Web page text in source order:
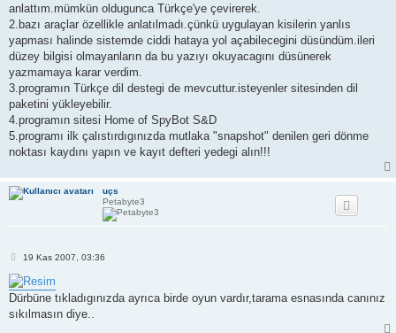
anlattım.mümkün oldugunca Türkçe'ye çevirerek.
2.bazı araçlar özellikle anlatılmadı.çünkü uygulayan kisilerin yanlıs
yapması halinde sistemde ciddi hataya yol açabilecegini düsündüm.ileri
düzey bilgisi olmayanların da bu yazıyı okuyacagını düsünerek
yazmamaya karar verdim.
3.programın Türkçe dil destegi de mevcuttur.isteyenler sitesinden dil
paketini yükleyebilir.
4.programın sitesi Home of SpyBot S&D
5.programı ilk çalıstırdıgınızda mutlaka "snapshot" denilen geri dönme
noktası kaydını yapın ve kayıt defteri yedegi alın!!!
uçs
Petabyte3
M
s
a
j
19 Kas 2007, 03:36
Dürbüne tıkladıgınızda ayrıca birde oyun vardır,tarama esnasında canınız
sıkılmasın diye..